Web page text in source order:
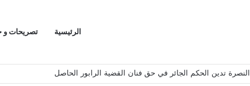
الرئيسية تصريحات و
النصرة تدين الحكم الجائر في حق فنان القضية الرابور الحاصل